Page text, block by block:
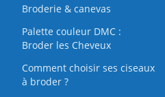
Broderie & canevas
Palette couleur DMC :
Broder les Cheveux
Comment choisir ses ciseaux
à broder ?